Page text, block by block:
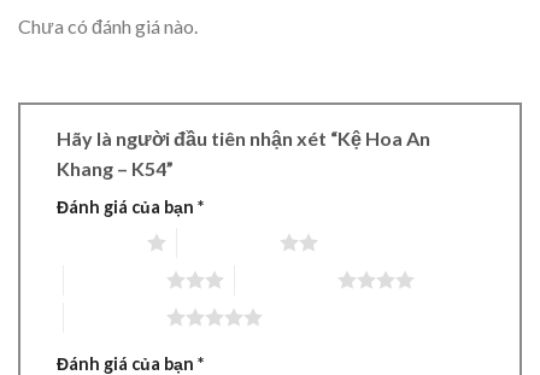
Chưa có đánh giá nào.
Hãy là người đầu tiên nhận xét “Kệ Hoa An
Khang – K54”
Đánh giá của bạn *
Đánh giá của bạn *